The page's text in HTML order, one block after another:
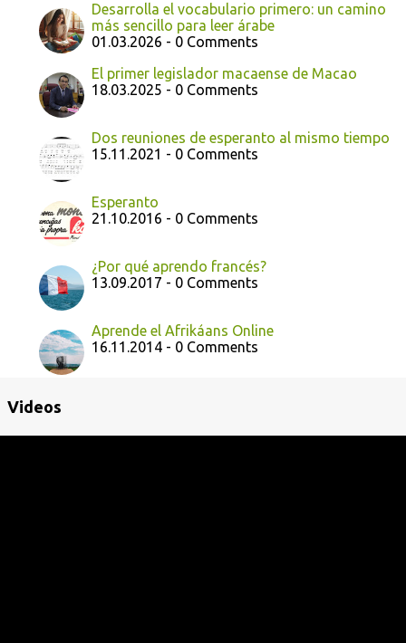
Desarrolla el vocabulario primero: un camino
más sencillo para leer árabe
01.03.2026 - 0 Comments
El primer legislador macaense de Macao
18.03.2025 - 0 Comments
Dos reuniones de esperanto al mismo tiempo
15.11.2021 - 0 Comments
Esperanto
21.10.2016 - 0 Comments
¿Por qué aprendo francés?
13.09.2017 - 0 Comments
Aprende el Afrikáans Online
16.11.2014 - 0 Comments
Videos